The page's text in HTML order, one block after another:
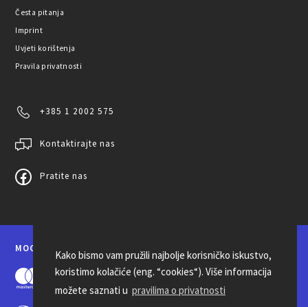
Kako bismo vam pružili najbolje korisničko iskustvo,
koristimo kolačiće (eng. “cookies“). Više informacija
možete saznati u pravilima o privatnosti
Česta pitanja
Imprint
Uvjeti korištenja
Pravila privatnosti
+385 1 2002 575
Kontaktirajte nas
Pratite nas
MOGUĆNOSTI PLAĆANJA